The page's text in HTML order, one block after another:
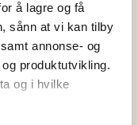
å lagre og få
sånn at vi kan tilby
annonse- og
produktutvikling.
og i hvilke
på jobb?
loven